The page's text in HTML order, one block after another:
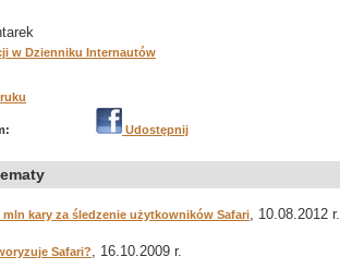
w Dzienniku Internautów
Udostępnij
mln kary za śledzenie użytkowników Safari, 10.08.2012 r.
Safari?, 16.10.2009 r.